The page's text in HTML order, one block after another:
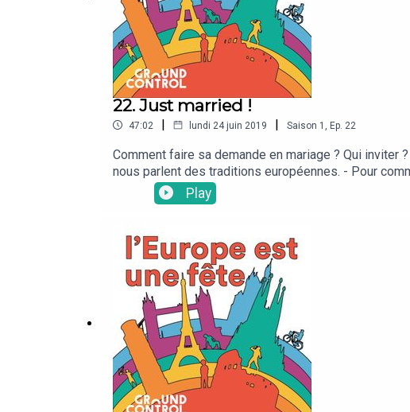
22. Just married !
47:02 | lundi 24 juin 2019 | Saison 1 Ep. 22
Comment faire sa demande en mariage ? Qui
nous parlent des traditions européennes. - Pour
sa femme italienne. - Kasja (10:28) nous explique
Carla (20:12) nous éloigne du conte de fée ! "Une
Play